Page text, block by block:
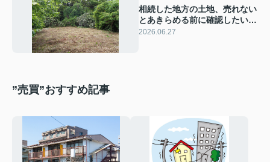
相続した地方の土地、売れない
とあきらめる前に確認したい5
つのポイント
2026.06.27
”売買”おすすめ記事